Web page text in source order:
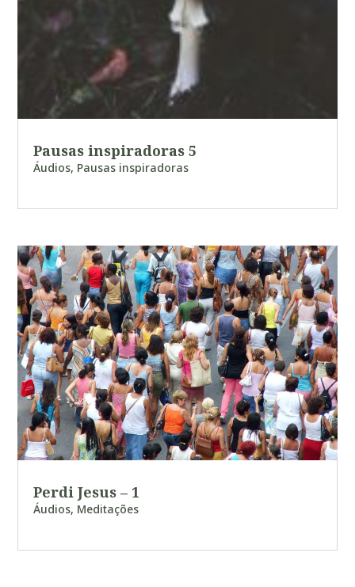
Pausas inspiradoras 5
Áudios, Pausas inspiradoras
Perdi Jesus – 1
Áudios, Meditações